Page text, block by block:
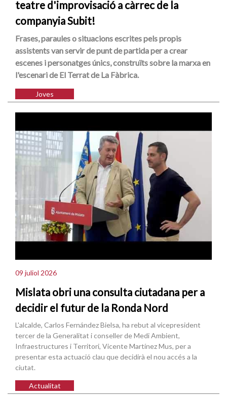
teatre d'improvisació a càrrec de la
companyia Subit!
Frases, paraules o situacions escrites pels propis
assistents van servir de punt de partida per a crear
escenes i personatges únics, construïts sobre la marxa en
l'escenari de El Terrat de La Fàbrica.
Joves
09 juliol 2026
Mislata obri una consulta ciutadana per a
decidir el futur de la Ronda Nord
L'alcalde, Carlos Fernández Bielsa, ha rebut al vicepresident
tercer de la Generalitat i conseller de Medi Ambient,
Infraestructures i Territori, Vicente Martínez Mus, per a
presentar esta actuació clau que decidirà el nou accés a la
ciutat.
Actualitat